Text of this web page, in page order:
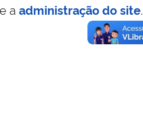
a administração do site.